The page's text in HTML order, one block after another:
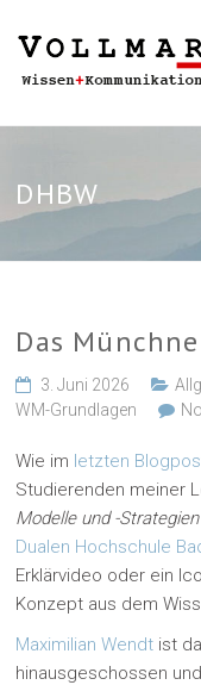
DHBW
Das
3. Juni 2026
WM-Grundlagen
Wie im letzten
Studierenden meiner
Modelle und -Strategien
Dualen Hochschule
Erklärvideo oder ein
Konzept aus dem
Maximilian Wendt ist
hinausgeschossen